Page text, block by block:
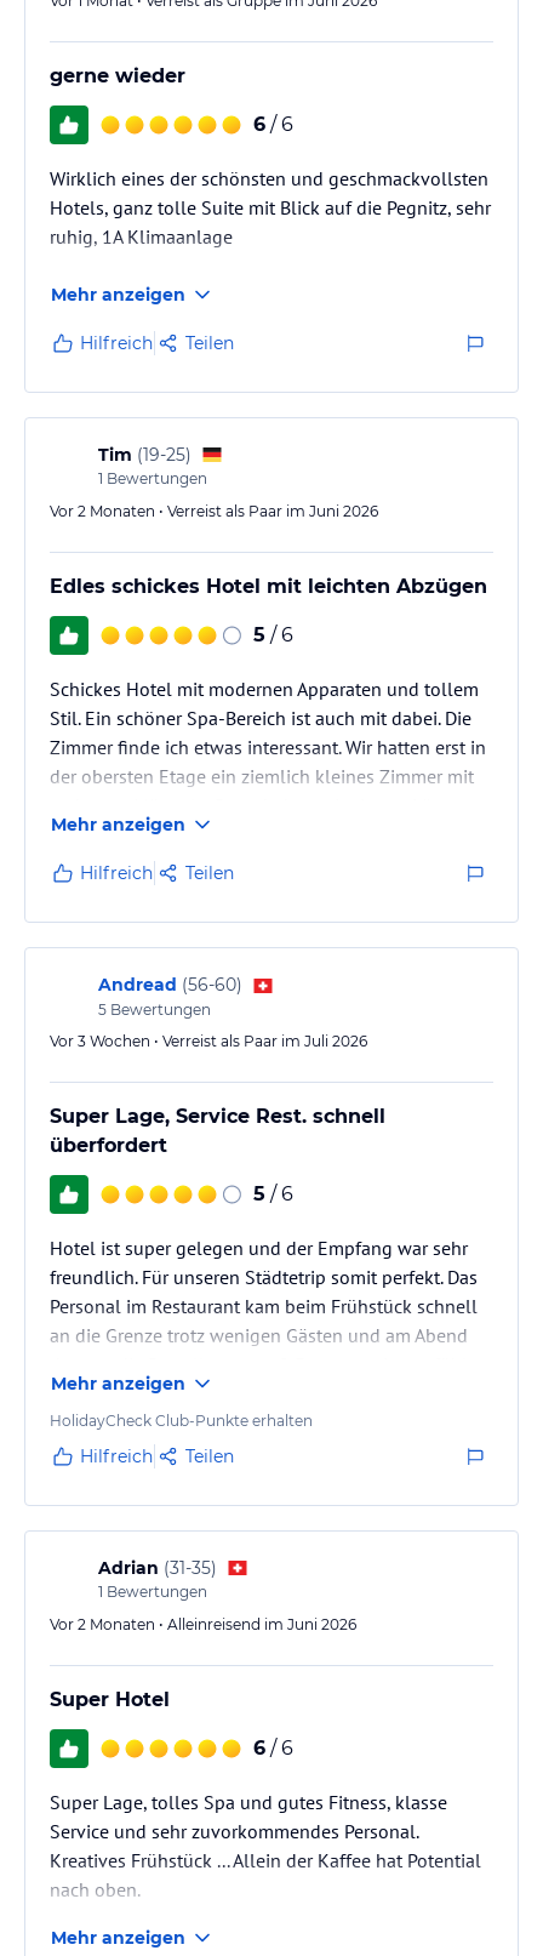
gerne wieder
6 / 6
Wirklich eines der schönsten und geschmackvollsten
Hotels, ganz tolle Suite mit Blick auf die Pegnitz, sehr
ruhig, 1A Klimaanlage
Mehr anzeigen
Hilfreich Teilen
Tim (19-25)
1 Bewertungen
Vor 2 Monaten • Verreist als Paar im Juni 2026
Edles schickes Hotel mit leichten Abzügen
5 / 6
Schickes Hotel mit modernen Apparaten und tollem
Stil. Ein schöner Spa-Bereich ist auch mit dabei. Die
Zimmer finde ich etwas interessant. Wir hatten erst in
der obersten Etage ein ziemlich kleines Zimmer mit
besseres Zimmer (gleiche Preisklasse) bekommen.
Mehr anzeigen
Hilfreich Teilen
Andread (56-60)
5 Bewertungen
Vor 3 Wochen • Verreist als Paar im Juli 2026
Super Lage, Service Rest. schnell
überfordert
5 / 6
Hotel ist super gelegen und der Empfang war sehr
freundlich. Für unseren Städtetrip somit perfekt. Das
Personal im Restaurant kam beim Frühstück schnell
an die Grenze trotz wenigen Gästen und am Abend
Ewigkeit.
Mehr anzeigen
HolidayCheck Club-Punkte erhalten
Hilfreich Teilen
Adrian (31-35)
1 Bewertungen
Vor 2 Monaten • Alleinreisend im Juni 2026
Super Hotel
6 / 6
Super Lage, tolles Spa und gutes Fitness, klasse
Service und sehr zuvorkommendes Personal.
Kreatives Frühstück ... Allein der Kaffee hat Potential
nach oben.
Mehr anzeigen